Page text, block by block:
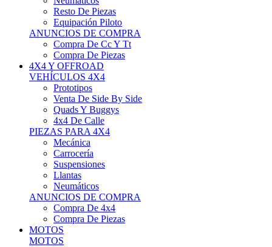
Equipación Piloto
ANUNCIOS DE COMPRA
Compra De Cc Y Tt
Compra De Piezas
4X4 Y OFFROAD
VEHÍCULOS 4X4
Prototipos
Venta De Side By Side
Quads Y Buggys
4x4 De Calle
PIEZAS PARA 4X4
Mecánica
Carrocería
Suspensiones
Llantas
Neumáticos
ANUNCIOS DE COMPRA
Compra De 4x4
Compra De Piezas
MOTOS
MOTOS
Motos De Circuito